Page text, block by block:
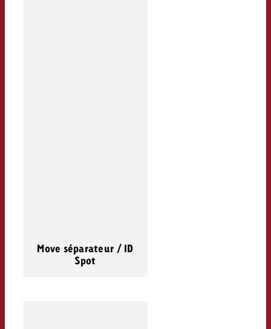
Move séparateur / ID
Spot